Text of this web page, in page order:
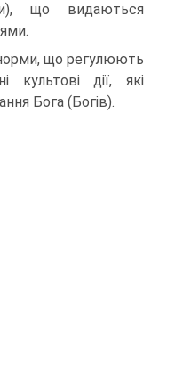
що видаються
що регулюють
культові дії, які
Бога (Богів).